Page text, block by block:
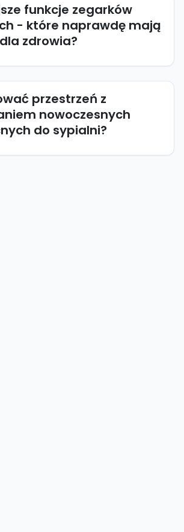
funkcje zegarków
- które naprawdę mają
zdrowia?
przestrzeń z
nowoczesnych
do sypialni?